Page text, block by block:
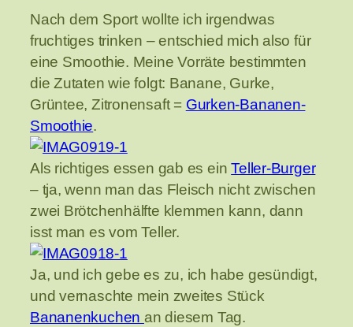
Nach dem Sport wollte ich irgendwas
fruchtiges trinken – entschied mich also für
eine Smoothie. Meine Vorräte bestimmten
die Zutaten wie folgt: Banane, Gurke,
Grüntee, Zitronensaft = Gurken-Bananen-
Smoothie.
Als richtiges essen gab es einTeller-Burger
– tja, wenn man das Fleisch nicht zwischen
zwei Brötchenhälfte klemmen kann, dann
isst man es vom Teller.
Ja, und ich gebe es zu, ich habe gesündigt,
und vernaschte mein zweites Stück
Bananenkuchen an diesem Tag.